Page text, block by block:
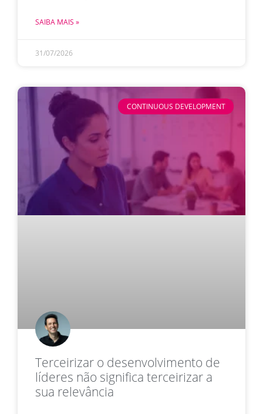
SAIBA MAIS »
31/07/2026
CONTINUOUS DEVELOPMENT
Terceirizar o desenvolvimento de
líderes não significa terceirizar a
sua relevância